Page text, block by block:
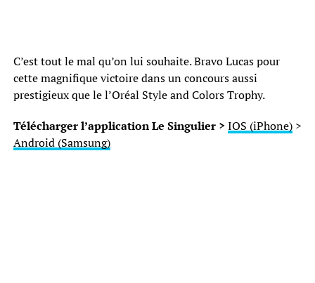
C’est tout le mal qu’on lui souhaite. Bravo Lucas pour
cette magnifique victoire dans un concours aussi
prestigieux que le l’Oréal Style and Colors Trophy.
Télécharger l’application Le Singulier > IOS (iPhone)>
Android (Samsung)